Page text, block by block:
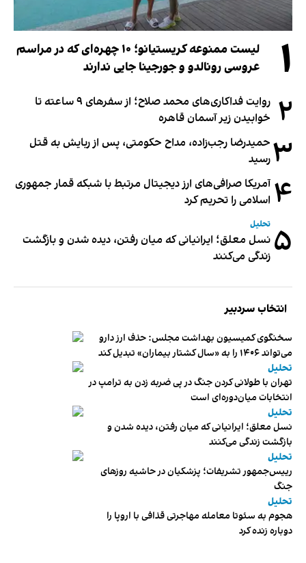
۱
لیست ممنوعه کریستیانو؛ ۱۰ چهره‌ای که در مراسم
عروسی رونالدو و جورجینا جایی ندارند
۲
روایت فداکاری‌های محمد صلاح؛ از سفرهای ۹ ساعته تا
خوابیدن زیر آسمان قاهره
۳ حمیدرضا رجب‌زاده، مداح حکومتی، پس از ربایش به قتل
رسید
۴ آمریکا صرافی‌های ارز دیجیتال مرتبط با شبکه قمار جمهوری
اسلامی را تحریم کرد
۵ تحلیل
نسل معلق؛ ایرانیانی که میان رفتن، دیده شدن و بازگشت
زندگی می‌کنند
انتخاب سردبیر
سخنگوی کمیسیون بهداشت مجلس: حذف ارز دارو
می‌تواند ۱۴۰۶ را به «سال کشتار بیماران» تبدیل کند
تحلیل
تهران با طولانی کردن جنگ در پی ضربه زدن به ترامپ در
انتخابات میان‌دوره‌ای است
تحلیل
نسل معلق؛ ایرانیانی که میان رفتن، دیده شدن و
بازگشت زندگی می‌کنند
تحلیل
رییس‌جمهور تشریفات؛ پزشکیان در حاشیه روزهای
جنگ
تحلیل
هجوم به سئوتا معامله مهاجرتی قذافی با اروپا را
دوباره زنده کرد